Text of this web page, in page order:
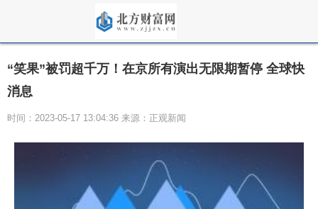
“笑果”被罚超千万！在京所有演出无限期暂停 全球快
消息
时间：2023-05-17 13:04:36 来源：正观新闻